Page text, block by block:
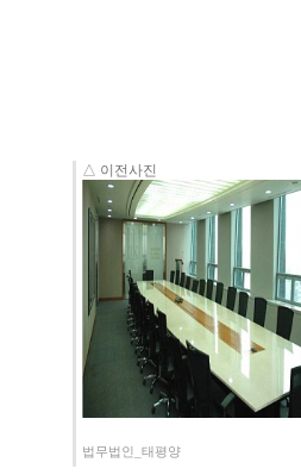
△ 이전사진
법무법인_태평양